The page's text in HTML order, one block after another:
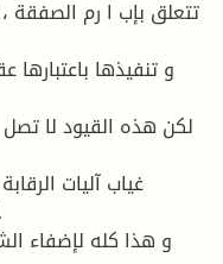
تتعلق بإب ا رم الصفقة
و تنفیذها
لكن هذه القیود لا
غیاب آلیات
و هذا كله لإضفاء